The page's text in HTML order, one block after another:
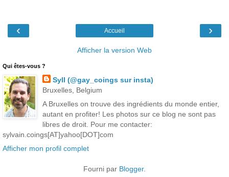
‹ ›
Accueil
Afficher la version Web
Qui êtes-vous ?
Syll (@gay_coings sur insta)
Bruxelles, Belgium
A Bruxelles on trouve des ingrédients du monde entier,
autant en profiter! Les photos sur ce blog ne sont pas
libres de droit. Pour me contacter:
sylvain.coings[AT]yahoo[DOT]com
Afficher mon profil complet
Fourni par Blogger.